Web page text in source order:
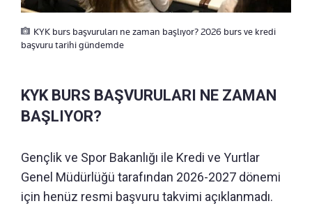
KYK burs başvuruları ne zaman başlıyor? 2026 burs ve kredi
başvuru tarihi gündemde
KYK BURS BAŞVURULARI NE ZAMAN
BAŞLIYOR?
Gençlik ve Spor Bakanlığı ile Kredi ve Yurtlar
Genel Müdürlüğü tarafından 2026-2027 dönemi
için henüz resmi başvuru takvimi açıklanmadı.